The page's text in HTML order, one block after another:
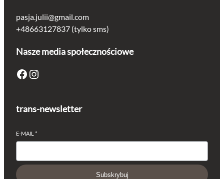
pasja.julii@gmail.com
+48663127837 (tylko sms)
Nasze media społecznościowe
Facebook Instagram
trans-newsletter
E-MAIL *
Subskrybuj